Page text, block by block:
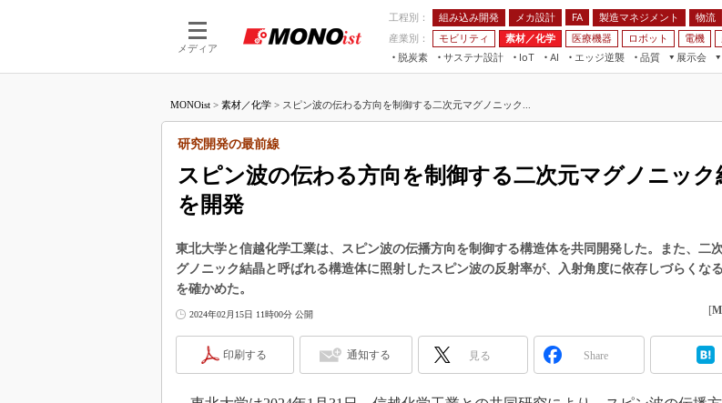
メディア
工程別： 組み込み開発 メカ設計 FA 製造マネジメント 物流
産業別：
モビリティ 素材／化学 医療機器 ロボット 電機
脱炭素
サステナ設計
IoT
つながる工場
AI
AI×設備保全
エッジ逆襲 品質
展示会
JIMTOF
IIFES
TECHNO-FRONTIER
EdgeTech+
日本ものづくりワールド
AUTOMOTIVE WORLD
VR／AR
フィールドサービス
組み込み画像技術
組み込みモデリング
ISO26262
FA
MONOist > 素材／化学 > スピン波の伝わる方向を制御する二次元マグノニック...
スピン波の伝わる方向を制御する二次元マグノニック
を開発
研究開発の最前線
東北大学と信越化学工業は、スピン波の伝播方向を制御する構造体を共同開発した。また、二
グノニック結晶と呼ばれる構造体に照射したスピン波の反射率が、入射角度に依存しづらくな
を確かめた。
2024年02月15日 11時00分 公開 [
印刷する 通知する 見る Share